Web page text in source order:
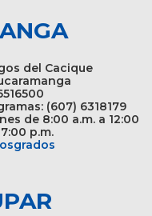
del Cacique
(607) 6318179
de 8:00 a.m. a 12:00
p.m.